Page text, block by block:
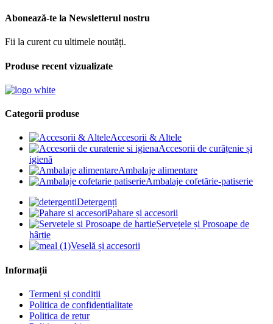
Abonează-te la Newsletterul nostru
Fii la curent cu ultimele noutăți.
Produse recent vizualizate
Categorii produse
Accesorii & Altele
Accesorii de curățenie și
igienă
Ambalaje alimentare
Ambalaje cofetărie-patiserie
Detergenți
Pahare și accesorii
Șervețele și Prosoape de
hârtie
Veselă și accesorii
Informații
Termeni și condiții
Politica de confidențialitate
Politica de retur